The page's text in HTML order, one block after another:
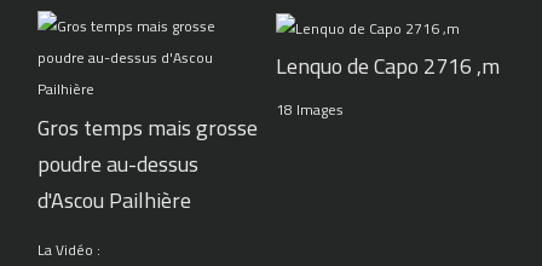
Gros temps mais grosse
poudre au-dessus
d'Ascou Pailhière
La Vidéo :
Lenquo de Capo 2716 ,m
18 Images